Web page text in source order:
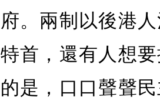
府。兩制以後港
特首，還有人想
的是，口口聲聲